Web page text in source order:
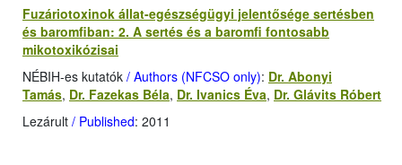
Fuzáriotoxinok állat-egészségügyi jelentősége sertésben
és baromfiban: 2. A sertés és a baromfi fontosabb
mikotoxikózisai
NÉBIH-es kutatók / Authors (NFCSO only): Dr. Abonyi
Tamás, Dr. Fazekas Béla, Dr. Ivanics Éva, Dr. Glávits Róbert
Lezárult / Published: 2011